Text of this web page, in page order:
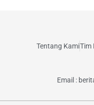
Tentang KamiTim
Email :